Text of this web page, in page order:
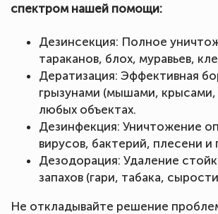
спектром нашей помощи:
Дезинсекция: Полное
тараканов, блох, муравьев,
Дератизация: Эффективная
грызунами (мышами, крысами,
любых объектах.
Дезинфекция: Уничтожение
вирусов, бактерий, плесени и
Дезодорация: Удаление
запахов (гари, табака,
Не откладывайте решение